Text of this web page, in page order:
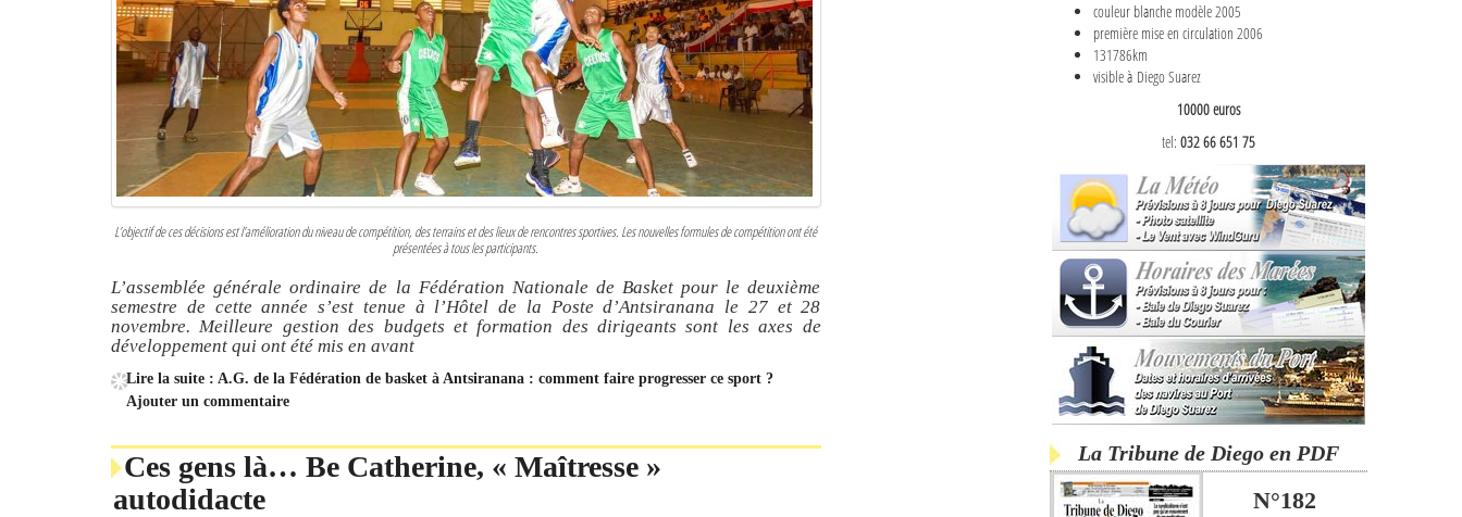
L’objectif de ces décisions est l’amélioration du niveau de compétition, des terrains et des lieux de rencontres sportives. Les nouvelles formules de compétition ont été
présentées à tous les participants.
L’assemblée générale ordinaire de la Fédération Nationale de Basket pour le deuxième
semestre de cette année s’est tenue à l’Hôtel de la Poste d’Antsiranana le 27 et 28
novembre. Meilleure gestion des budgets et formation des dirigeants sont les axes de
développement qui ont été mis en avant
Lire la suite : A.G. de la Fédération de basket à Antsiranana : comment faire progresser ce sport ?
Ajouter un commentaire
Ces gens là… Be Catherine, « Maîtresse »
autodidacte
couleur blanche modèle 2005
première mise en circulation 2006
131786km
visible à Diego Suarez
10000 euros
tel: 032 66 651 75
La Tribune de Diego en PDF
N°182